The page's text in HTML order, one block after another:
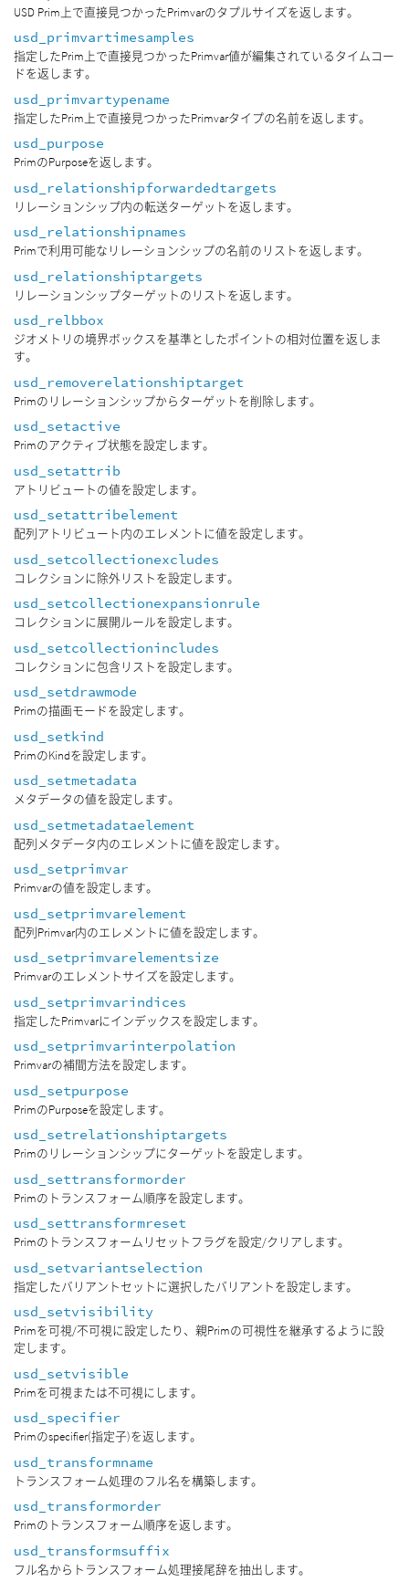
USD Prim上で直接見つかったPrimvarのタプルサイズを返します。
usd_primvartimesamples
指定したPrim上で直接見つかったPrimvar値が編集されているタイムコー
ドを返します。
usd_primvartypename
指定したPrim上で直接見つかったPrimvarタイプの名前を返します。
usd_purpose
PrimのPurposeを返します。
usd_relationshipforwardedtargets
リレーションシップ内の転送ターゲットを返します。
usd_relationshipnames
Primで利用可能なリレーションシップの名前のリストを返します。
usd_relationshiptargets
リレーションシップターゲットのリストを返します。
usd_relbbox
ジオメトリの境界ボックスを基準としたポイントの相対位置を返しま
す。
usd_removerelationshiptarget
Primのリレーションシップからターゲットを削除します。
usd_setactive
Primのアクティブ状態を設定します。
usd_setattrib
アトリビュートの値を設定します。
usd_setattribelement
配列アトリビュート内のエレメントに値を設定します。
usd_setcollectionexcludes
コレクションに除外リストを設定します。
usd_setcollectionexpansionrule
コレクションに展開ルールを設定します。
usd_setcollectionincludes
コレクションに包含リストを設定します。
usd_setdrawmode
Primの描画モードを設定します。
usd_setkind
PrimのKindを設定します。
usd_setmetadata
メタデータの値を設定します。
usd_setmetadataelement
配列メタデータ内のエレメントに値を設定します。
usd_setprimvar
Primvarの値を設定します。
usd_setprimvarelement
配列Primvar内のエレメントに値を設定します。
usd_setprimvarelementsize
Primvarのエレメントサイズを設定します。
usd_setprimvarindices
指定したPrimvarにインデックスを設定します。
usd_setprimvarinterpolation
Primvarの補間方法を設定します。
usd_setpurpose
PrimのPurposeを設定します。
usd_setrelationshiptargets
Primのリレーションシップにターゲットを設定します。
usd_settransformorder
Primのトランスフォーム順序を設定します。
usd_settransformreset
Primのトランスフォームリセットフラグを設定/クリアします。
usd_setvariantselection
指定したバリアントセットに選択したバリアントを設定します。
usd_setvisibility
Primを可視/不可視に設定したり、親Primの可視性を継承するように設
定します。
usd_setvisible
Primを可視または不可視にします。
usd_specifier
Primのspecifier(指定子)を返します。
usd_transformname
トランスフォーム処理のフル名を構築します。
usd_transformorder
Primのトランスフォーム順序を返します。
usd_transformsuffix
フル名からトランスフォーム処理接尾辞を抽出します。